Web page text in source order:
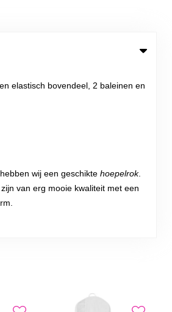
elastisch bovendeel, 2 baleinen en
wij een geschikte hoepelrok.
zijn van erg mooie kwaliteit met een